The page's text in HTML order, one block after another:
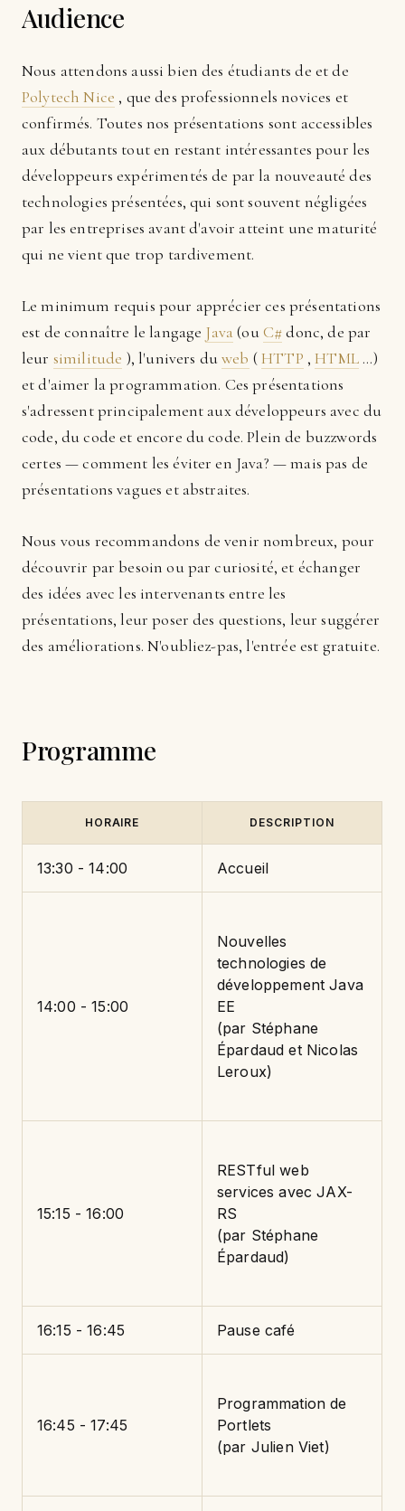
Audience
Nous attendons aussi bien des étudiants de et de
Polytech Nice , que des professionnels novices et
confirmés. Toutes nos présentations sont accessibles
aux débutants tout en restant intéressantes pour les
développeurs expérimentés de par la nouveauté des
technologies présentées, qui sont souvent négligées
par les entreprises avant d'avoir atteint une maturité
qui ne vient que trop tardivement.
Le minimum requis pour apprécier ces présentations
est de connaître le langage Java(ouC#donc, de par
leur similitude ), l'univers duweb (HTTP ,HTML...)
et d'aimer la programmation. Ces présentations
s'adressent principalement aux développeurs avec du
code, du code et encore du code. Plein de buzzwords
certes — comment les éviter en Java? — mais pas de
présentations vagues et abstraites.
Nous vous recommandons de venir nombreux, pour
découvrir par besoin ou par curiosité, et échanger
des idées avec les intervenants entre les
présentations, leur poser des questions, leur suggérer
des améliorations. N'oubliez-pas, l'entrée est gratuite.
Programme
HORAIRE DESCRIPTION
13:30 - 14:00 Accueil
14:00 - 15:00
Nouvelles
technologies de
développement Java
EE
(par Stéphane
Épardaud et Nicolas
Leroux)
15:15 - 16:00
RESTful web
services avec JAX-
RS
(par Stéphane
Épardaud)
16:15 - 16:45 Pause café
16:45 - 17:45
Programmation de
Portlets
(par Julien Viet)